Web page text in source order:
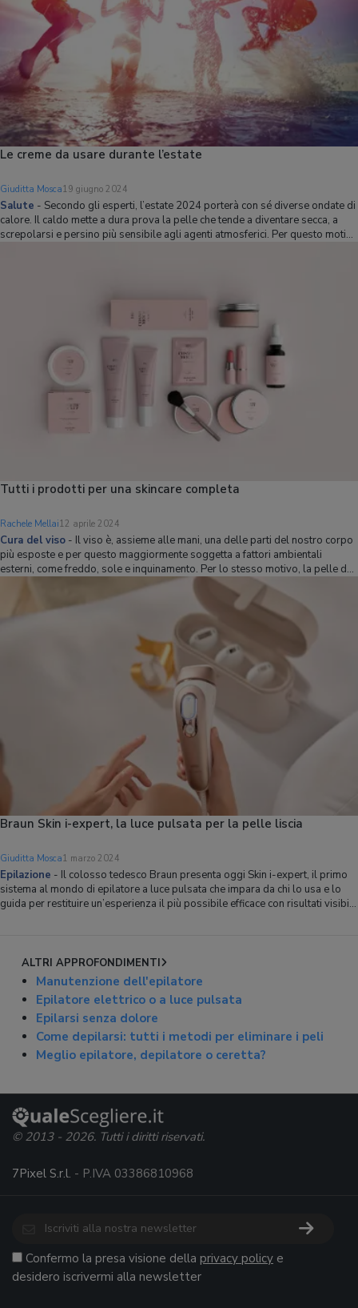
Le creme da usare durante l’estate
Giuditta Mosca19 giugno 2024
Salute - Secondo gli esperti, l’estate 2024 porterà con sé diverse ondate di
calore. Il caldo mette a dura prova la pelle che tende a diventare secca, a
screpolarsi e persino più sensibile agli agenti atmosferici. Per questo motivo
Tutti i prodotti per una skincare completa
Rachele Mellai12 aprile 2024
Cura del viso - Il viso è, assieme alle mani, una delle parti del nostro corpo
più esposte e per questo maggiormente soggetta a fattori ambientali
esterni, come freddo, sole e inquinamento. Per lo stesso motivo, la pelle del
viso è anche quella in cui sono più evidenti i primi segni dell'invecchiamento
Braun Skin i-expert, la luce pulsata per la pelle liscia
Giuditta Mosca1 marzo 2024
Epilazione - Il colosso tedesco Braun presenta oggi Skin i-expert, il primo
sistema al mondo di epilatore a luce pulsata che impara da chi lo usa e lo
guida per restituire un’esperienza il più possibile efficace con risultati visibili
ALTRI APPROFONDIMENTI
Manutenzione dell'epilatore
Epilatore elettrico o a luce pulsata
Epilarsi senza dolore
Come depilarsi: tutti i metodi per eliminare i peli
Meglio epilatore, depilatore o ceretta?
© 2013 - 2026. Tutti i diritti riservati.
7Pixel S.r.l. - P.IVA 03386810968
Confermo la presa visione della privacy policy e
desidero iscrivermi alla newsletter